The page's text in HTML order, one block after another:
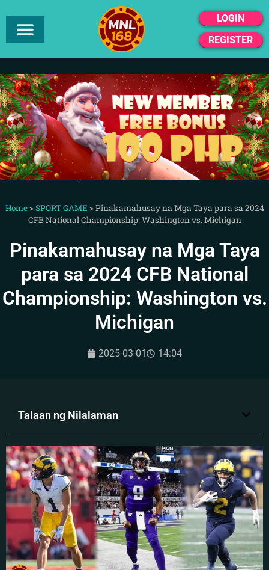
LOGIN
REGISTER
Home>SPORT GAME >Pinakamahusay na Mga Taya para sa 2024
CFB National Championship: Washington vs. Michigan
Pinakamahusay na Mga Taya
para sa 2024 CFB National
Championship: Washington vs.
Michigan
2025-03-01 14:04
Talaan ng Nilalaman